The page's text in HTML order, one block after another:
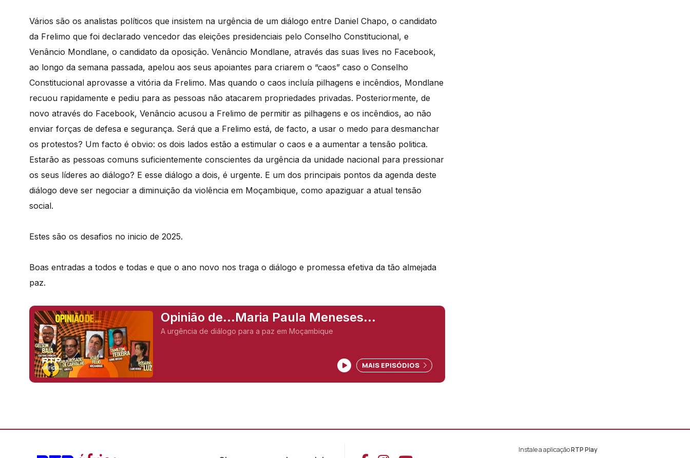
Vários são os analistas políticos que insistem na urgência de um diálogo entre Daniel Chapo, o candidato
da Frelimo que foi declarado vencedor das eleições presidenciais pelo Conselho Constitucional, e
Venâncio Mondlane, o candidato da oposição. Venâncio Mondlane, através das suas lives no Facebook,
ao longo da semana passada, apelou aos seus apoiantes para criarem o “caos” caso o Conselho
Constitucional aprovasse a vitória da Frelimo. Mas quando o caos incluía pilhagens e incêndios, Mondlane
recuou rapidamente e pediu para as pessoas não atacarem propriedades privadas. Posteriormente, de
novo através do Facebook, Venâncio acusou a Frelimo de permitir as pilhagens e os incêndios, ao não
enviar forças de defesa e segurança. Será que a Frelimo está, de facto, a usar o medo para desmanchar
os protestos? Um facto é obvio: os dois lados estão a estimular o caos e a aumentar a tensão politica.
Estarão as pessoas comuns suficientemente conscientes da urgência da unidade nacional para pressionar
os seus líderes ao diálogo? E esse diálogo a dois, é urgente. E um dos principais pontos da agenda deste
diálogo deve ser negociar a diminuição da violência em Moçambique, como apaziguar a atual tensão
social.
Estes são os desafios no inicio de 2025.
Boas entradas a todos e todas e que o ano novo nos traga o diálogo e promessa efetiva da tão almejada
paz.
Opinião de...Maria Paula Meneses
(Moçambique),
A urgência de diálogo para a paz em Moçambique
MAIS EPISÓDIOS
Instale a aplicaçãoRTP Play